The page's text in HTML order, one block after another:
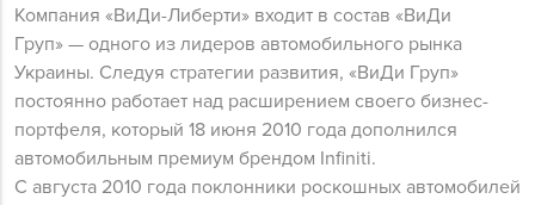
Компания «ВиДи-Либерти» входит в состав «ВиДи
Груп» — одного из лидеров автомобильного рынка
Украины. Следуя стратегии развития, «ВиДи Груп»
постоянно работает над расширением своего бизнес-
портфеля, который 18 июня 2010 года дополнился
автомобильным премиум брендом Infiniti.
С августа 2010 года поклонники роскошных автомобилей